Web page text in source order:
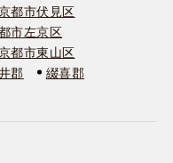
都市伏見区
市左京区
都市東山区
郡
綴喜郡